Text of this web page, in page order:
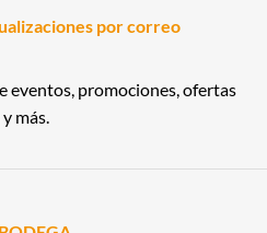
por correo
eventos, promociones, ofertas
más.